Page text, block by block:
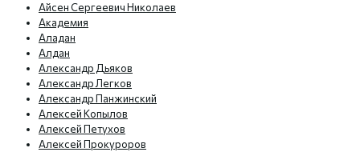
Айсен Сергеевич Николаев
Академия
Аладан
Алдан
Александр Дьяков
Александр Легков
Александр Панжинский
Алексей Копылов
Алексей Петухов
Алексей Прокуроров